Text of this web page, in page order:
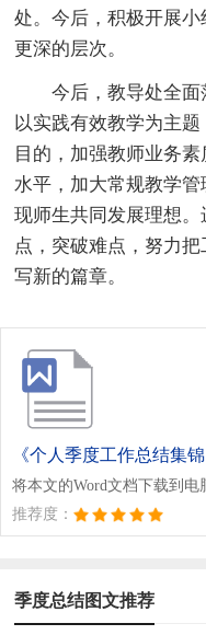
处。今后，积极开展
更深的层次。
今后，教导处全面
以实践有效教学为主
目的，加强教师业务
水平，加大常规教学
现师生共同发展理想
点，突破难点，努力
写新的篇章。
《个人季度工作总结集锦
将本文的Word文档下载到电
推荐度：
季度总结图文推荐